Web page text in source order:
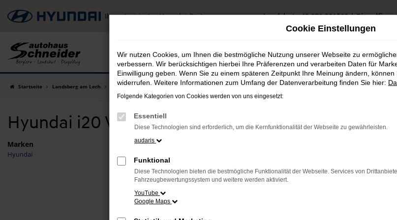
Zum
Hauptinhalt
Ihr autorisierter Hyundai-Partner Landshut +49 871 931560|Dingolfing
Startseite Landsberg am Lech Hyundai Hyundai i20 Hyundai i20 Vorführwagen in Landsberg am Lech günstig kaufen
Hyundai i20 Vorführwagen in Landsberg am Lech
Marken
Hyundai
Beim Laden ist ein Fehler aufgetreten.
Laden andere Webseiten, zum Beispiel deine Suchmaschine?
Cookie Einstellungen
Wir nutzen Cookies, um Ihnen die bestmögliche Nutzung unserer Webseite zu
verbessern. Wir berücksichtigen hierbei Ihre Präferenzen und verarbeiten Daten für
Einwilligung geben. Wenn Sie zu einem späteren Zeitpunkt Ihre Meinung ändern,
widerrufen. Weitere Informationen zum Umfang der Datenverarbeitung finden Sie hier:
Folgende Kategorien von Cookies werden von uns eingesetzt:
Essentiell
Diese Technologien sind erforderlich, um die Kernfunktionalität der Webseite zu gewährleisten.
audaris
Funktional
Diese Technologien bieten die bestmögliche Funktionalität der Webseite. Services von
Fahrzeugbewertungssystem und weitere werden aktiviert.
YouTube
Google Maps